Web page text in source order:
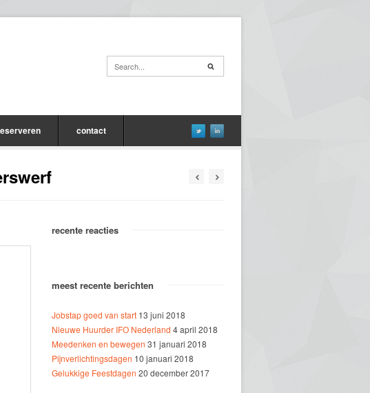
contact
recente reacties
meest recente berichten
Jobstap goed van start 13 juni 2018
Nieuwe Huurder IFO Nederland 4 april 2018
Meedenken en bewegen 31 januari 2018
Pijnverlichtingsdagen 10 januari 2018
Gelukkige Feestdagen 20 december 2017